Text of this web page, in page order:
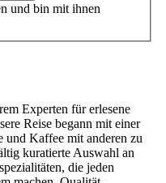
und bin mit ihnen
Experten für erlesene
Reise begann mit einer
und Kaffee mit anderen zu
kuratierte Auswahl an
die jeden